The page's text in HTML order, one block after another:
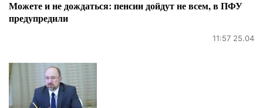
Можете и не дождаться: пенсии дойдут не всем, в ПФУ
предупредили
11:57 25.04